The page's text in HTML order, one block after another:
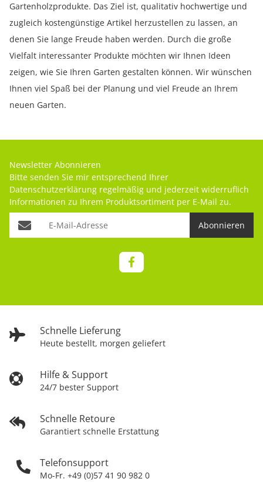
Gartenholzprodukte. Das Ziel ist, qualitativ hochwertige und
zugleich kostengünstige Artikel herzustellen zu lassen, an
denen Sie lange Freude haben werden. Durch die große
Vielfalt interessanter Produkte möchten wir Ihnen Ideen
zeigen, wie Sie Ihren Garten gestalten können. Wir wünschen
Ihnen viel Spaß bei der Planung und viel Freude an Ihrem
neuen Garten.
Schnelle Lieferung
Heute bestellt, morgen geliefert
Hilfe & Support
24/7 bester Support
Schnelle Retoure
Garantiert schnelle Erstattung
Telefonsupport
Mo-Fr. +49 (0)57 41 90 982 0
Newsletter Abonnieren
Bitte senden Sie mir entsprechend Ihrer
Datenschutzerklärung regelmäßig und jederzeit widerruflich
Informationen zu Ihrem Produktsortiment per E-Mail zu.
Abonnieren